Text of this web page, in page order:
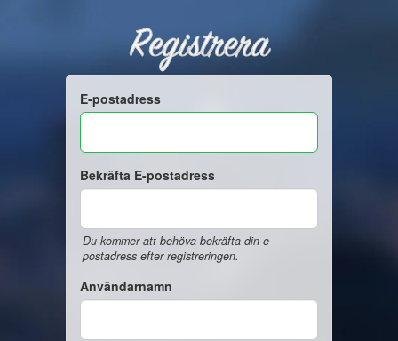
Registrera
E-postadress
Bekräfta E-postadress
Du kommer att behöva bekräfta din e-
postadress efter registreringen.
Användarnamn